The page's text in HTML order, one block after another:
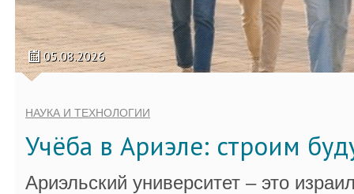
05.08.2026
НАУКА И ТЕХНОЛОГИИ
Учёба в Ариэле: строим
Ариэльский университет – это